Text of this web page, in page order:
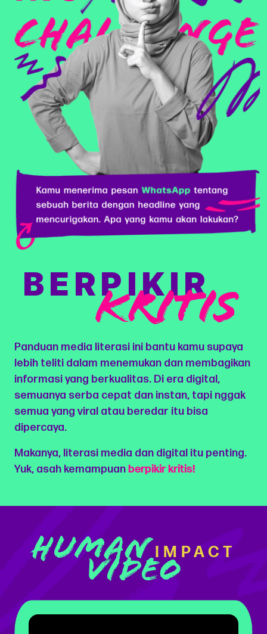
BERPIKIR
KRITIS
Panduan media literasi ini bantu kamu supaya
lebih teliti dalam menemukan dan membagikan
informasi yang berkualitas. Di era digital,
semuanya serba cepat dan instan, tapi nggak
semua yang viral atau beredar itu bisa
dipercaya.
Makanya, literasi media dan digital itu penting.
Yuk, asah kemampuanberpikir kritis!
HUMAN IMPACT
VIDEO